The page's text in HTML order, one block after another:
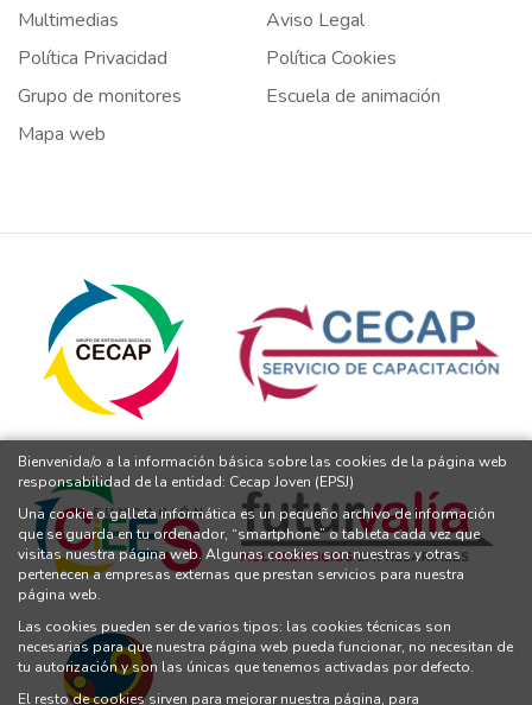
Multimedias
Aviso Legal
Política Privacidad
Política Cookies
Grupo de monitores
Escuela de animación
Mapa web
Bienvenida/o a la información básica sobre las cookies de la página web
responsabilidad de la entidad: Cecap Joven (EPSJ)
Una cookie o galleta informática es un pequeño archivo de información
que se guarda en tu ordenador, “smartphone” o tableta cada vez que
visitas nuestra página web. Algunas cookies son nuestras y otras
pertenecen a empresas externas que prestan servicios para nuestra
página web.
Las cookies pueden ser de varios tipos: las cookies técnicas son
necesarias para que nuestra página web pueda funcionar, no necesitan de
tu autorización y son las únicas que tenemos activadas por defecto.
El resto de cookies sirven para mejorar nuestra página, para